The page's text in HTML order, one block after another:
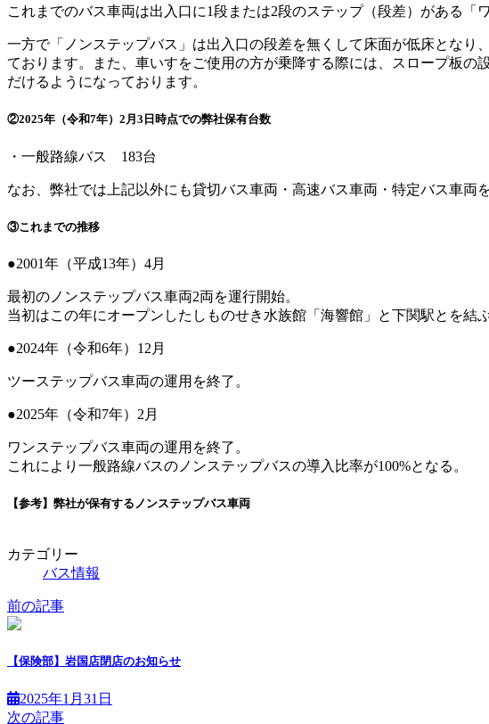
これまでのバス車両は出入口に1段または2段のステップ（段差）がある「
一方で「ノンステップバス」は出入口の段差を無くして床面が低床とな
ております。また、車いすをご使用の方が乗降する際には、スロープ板
だけるようになっております。
②2025年（令和7年）2月3日時点での弊社保有台数
・一般路線バス 183台
なお、弊社では上記以外にも貸切バス車両・高速バス車両・特定バス車両
③これまでの推移
●2001年（平成13年）4月
最初のノンステップバス車両2両を運行開始。
当初はこの年にオープンしたしものせき水族館「海響館」と下関駅とを結
●2024年（令和6年）12月
ツーステップバス車両の運用を終了。
●2025年（令和7年）2月
ワンステップバス車両の運用を終了。
これにより一般路線バスのノンステップバスの導入比率が100%となる。
【参考】弊社が保有するノンステップバス車両
カテゴリー
バス情報
前の記事
【保険部】岩国店閉店のお知らせ
2025年1月31日
次の記事